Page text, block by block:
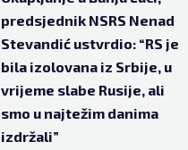
predsjednik NSRS Nenad
Stevandić ustvrdio: “RS je
bila izolovana iz Srbije, u
vrijeme slabe Rusije, ali
smo u najtežim danima
izdržali”